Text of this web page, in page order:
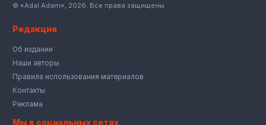
© «Adal Adam», 2026. Все права защищены
Редакция
Об издании
Наши авторы
Правила использования материалов
Контакты
Реклама
Мы в социальных сетях